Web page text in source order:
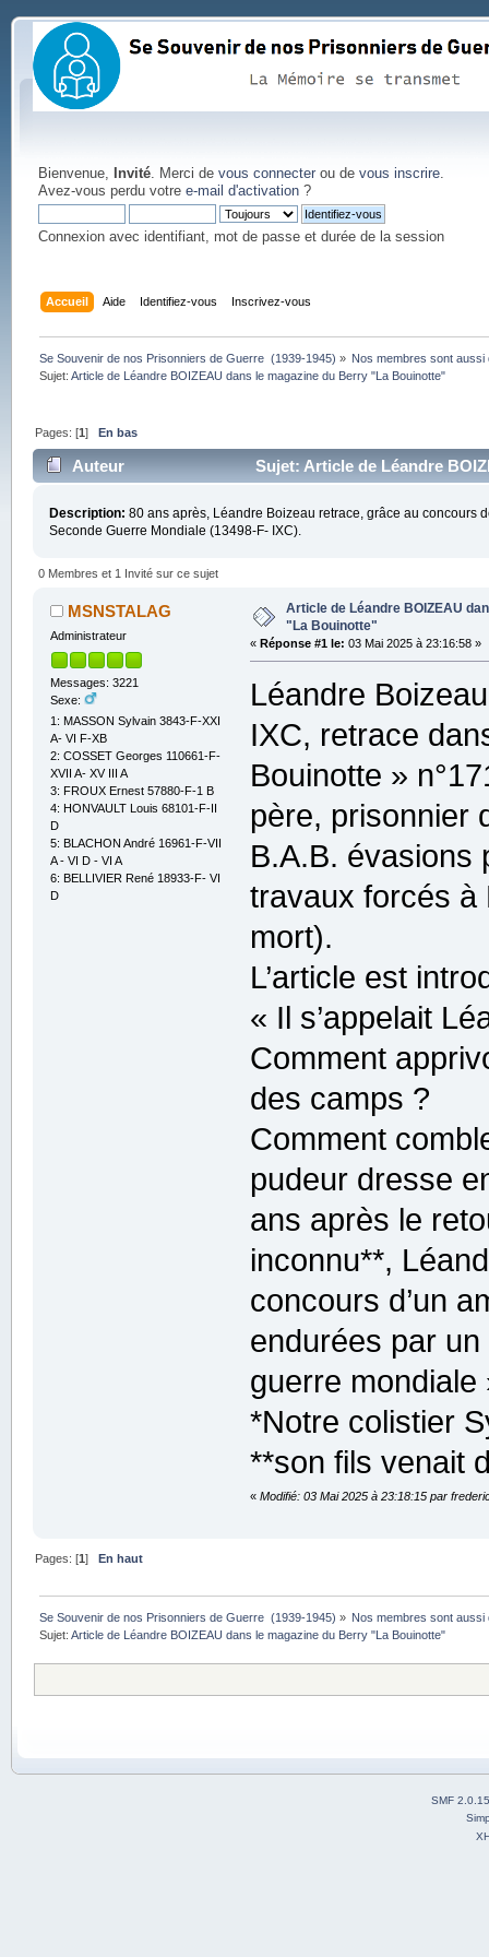
Bienvenue, Invité. Merci de vous connecterou de vous inscrire.
Avez-vous perdu votre e-mail d'activation?
Connexion avec identifiant, mot de passe et durée de la session
Accueil Aide Identifiez-vous Inscrivez-vous
Se Souvenir de nos Prisonniers de Guerre  (1939-1945) » Nos membres sont aussi
Sujet:Article de Léandre BOIZEAU dans le magazine du Berry "La Bouinotte"
Pages: [1]En bas
Auteur Sujet: Article de Léandre
Description: 80 ans après, Léandre Boizeau retrace, grâce au concours
Seconde Guerre Mondiale (13498-F- IXC).
0 Membres et 1 Invité sur ce sujet
MSNSTALAG
Administrateur
Messages: 3221
Sexe:
1: MASSON Sylvain 3843-F-XXI
A- VI F-XB
2: COSSET Georges 110661-F-
XVII A- XV III A
3: FROUX Ernest 57880-F-1 B
4: HONVAULT Louis 68101-F-II
D
5: BLACHON André 16961-F-VII
A - VI D - VI A
6: BELLIVIER René 18933-F- VI
D
Article de Léandre BOIZEAU
"La Bouinotte"
« Réponse #1 le: 03 Mai 2025 à 23:16:58 »
Léandre
IXC, retrace
Bouinotte »
père, prisonnier
B.A.B. évasions
travaux forcés à
mort).
L’article est
« Il s’appelait
Comment
des camps ?
Comment
pudeur dresse
ans après le
inconnu**,
concours d’un
endurées par
guerre mondiale
*Notre colistier
**son fils venait
«Modifié: 03 Mai 2025 à 23:18:15 par
Pages: [1]En haut
Se Souvenir de nos Prisonniers de Guerre  (1939-1945) » Nos membres sont aussi
Sujet:Article de Léandre BOIZEAU dans le magazine du Berry "La Bouinotte"
SMF 2.0.15